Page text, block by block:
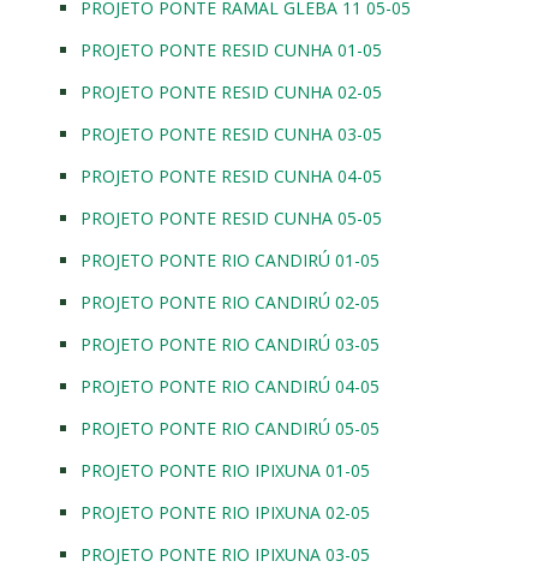
PROJETO PONTE RAMAL GLEBA 11 05-05
PROJETO PONTE RESID CUNHA 01-05
PROJETO PONTE RESID CUNHA 02-05
PROJETO PONTE RESID CUNHA 03-05
PROJETO PONTE RESID CUNHA 04-05
PROJETO PONTE RESID CUNHA 05-05
PROJETO PONTE RIO CANDIRÚ 01-05
PROJETO PONTE RIO CANDIRÚ 02-05
PROJETO PONTE RIO CANDIRÚ 03-05
PROJETO PONTE RIO CANDIRÚ 04-05
PROJETO PONTE RIO CANDIRÚ 05-05
PROJETO PONTE RIO IPIXUNA 01-05
PROJETO PONTE RIO IPIXUNA 02-05
PROJETO PONTE RIO IPIXUNA 03-05